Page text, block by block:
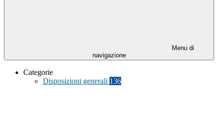
Menu di
navigazione
Categorie
Disposizioni generali 136